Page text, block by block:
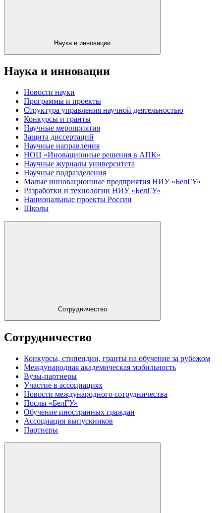
Наука и инновации
Наука и инновации
Новости науки
Программы и проекты
Структура управления научной деятельностью
Конкурсы и гранты
Научные мероприятия
Защита диссертаций
Научные направления
НОЦ «Иновационные решения в АПК»
Научные журналы университета
Научные подразделения
Малые инновационные предприятия НИУ «БелГУ»
Разработки и технологии НИУ «БелГУ»
Национальные проекты России
Школы
Сотрудничество
Сотрудничество
Конкурсы, стипендии, гранты на обучение за рубежом
Международная академическая мобильность
Вузы-партнеры
Участие в ассоциациях
Новости международного сотрудничества
Послы «БелГУ»
Обучение иностранных граждан
Ассоциация выпускников
Партнеры